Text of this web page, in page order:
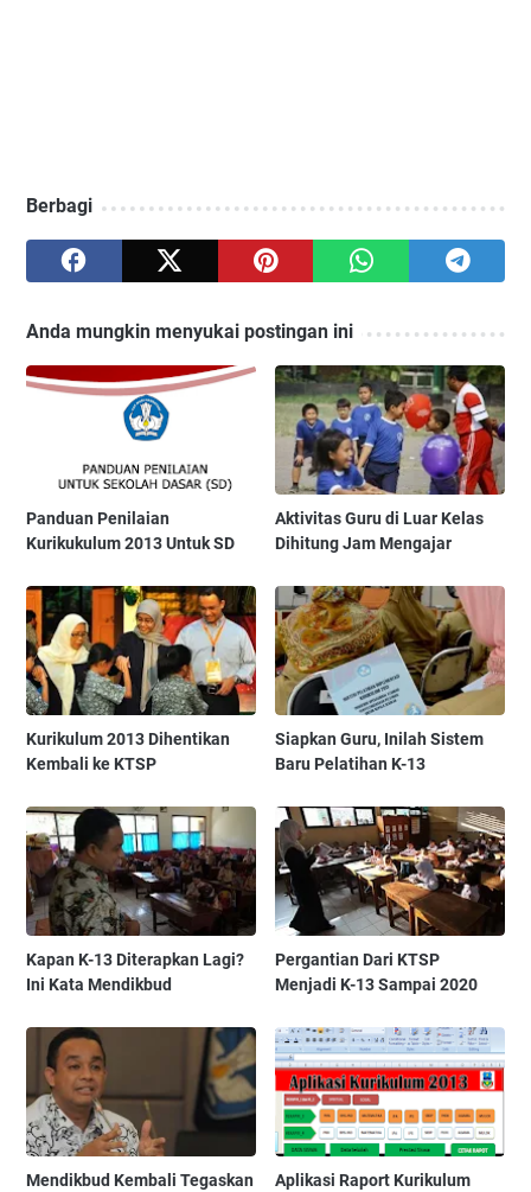
Berbagi
Anda mungkin menyukai postingan ini
Panduan Penilaian
Kurikukulum 2013 Untuk SD
Aktivitas Guru di Luar Kelas
Dihitung Jam Mengajar
Kurikulum 2013 Dihentikan
Kembali ke KTSP
Siapkan Guru, Inilah Sistem
Baru Pelatihan K-13
Kapan K-13 Diterapkan Lagi?
Ini Kata Mendikbud
Pergantian Dari KTSP
Menjadi K-13 Sampai 2020
Mendikbud Kembali Tegaskan
Aplikasi Raport Kurikulum